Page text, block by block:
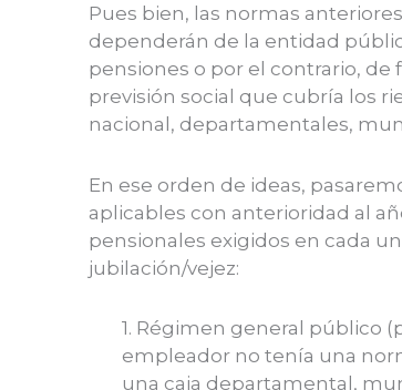
Pues bien, las normas
dependerán de la entidad
pensiones o por el contrario, de
previsión social que cubría los
nacional, departamentales,
En ese orden de ideas,
aplicables con anterioridad al
pensionales exigidos en cada
jubilación/vejez:
1. Régimen general público
empleador no tenía una
una caja departamental,